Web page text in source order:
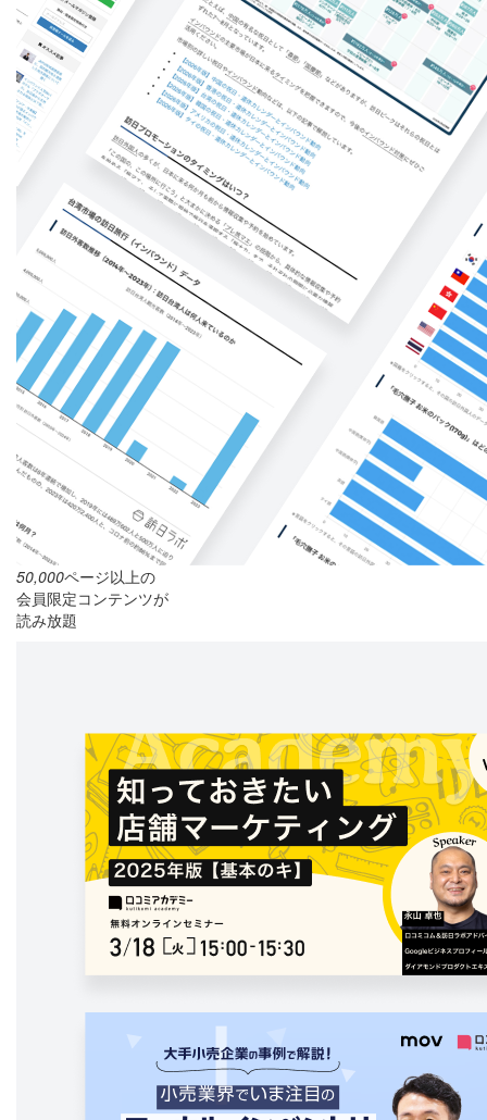
50,000ページ以上の
会員限定コンテンツが
読み放題